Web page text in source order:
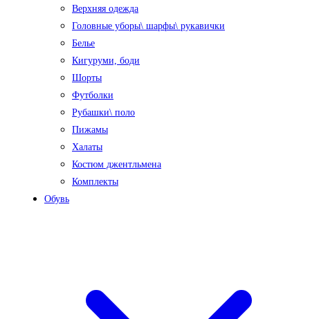
Верхняя одежда
Головные уборы\ шарфы\ рукавички
Белье
Кигуруми, боди
Шорты
Футболки
Рубашки\ поло
Пижамы
Халаты
Костюм джентльмена
Комплекты
Обувь